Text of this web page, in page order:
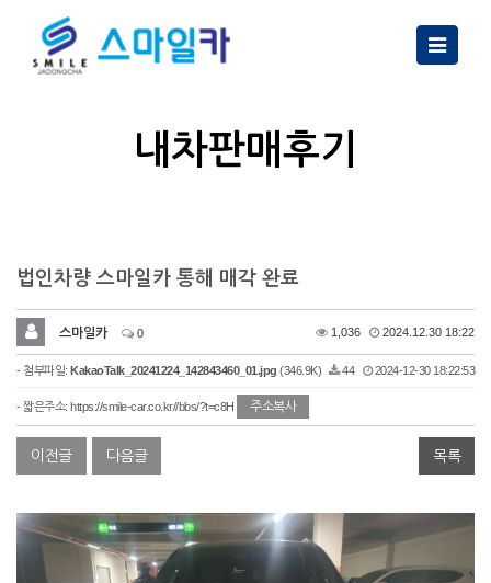
Toggle
navigation
내차판매후기
법인차량 스마일카 통해 매각 완료
스마일카 0 1,036 2024.12.30 18:22
- 첨부파일: KakaoTalk_20241224_142843460_01.jpg (346.9K) 44 2024-12-30 18:22:53
- 짧은주소: https://smile-car.co.kr//bbs/?t=c8H 주소복사
이전글 다음글 목록